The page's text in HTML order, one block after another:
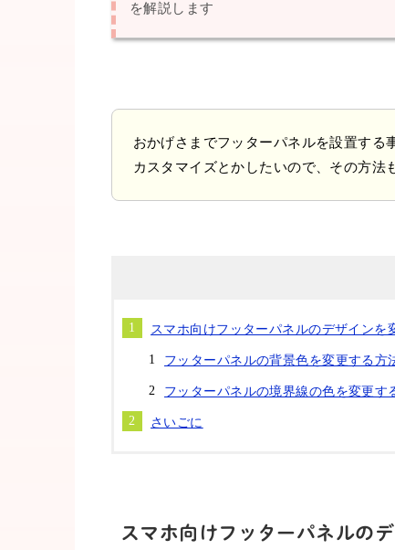
を解説します
おかげさまでフッターパネルを設置する
カスタマイズとかしたいので、その方法
スマホ向けフッターパネルのデザインを
フッターパネルの背景色を変更する方
フッターパネルの境界線の色を変更す
さいごに
スマホ向けフッターパネルの